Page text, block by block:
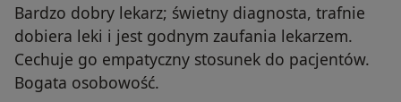
Bardzo dobry lekarz; świetny diagnosta, trafnie
dobiera leki i jest godnym zaufania lekarzem.
Cechuje go empatyczny stosunek do pacjentów.
Bogata osobowość.